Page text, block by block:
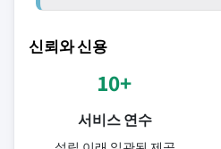
신뢰와 신용
10+
서비스 연수